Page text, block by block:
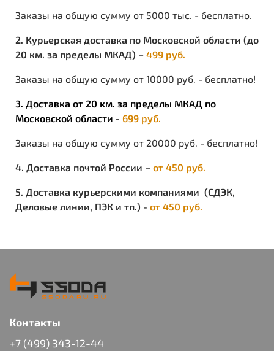
ПРЕИМУЩЕСТВА:
прочность и мягкость;
гипоаллергенен;
мало мнется;
хорошие теплоизоляционные свойства;
высокий уровень комфорта при носке;
ОСОБЕННОСТИ:
Заказы на общую сумму от 5000 тыс. - бесплатно.
2. Курьерская доставка по Московской области (до
20 км. за пределы МКАД) – 499 руб.
Заказы на общую сумму от 10000 руб. - бесплатно!
3. Доставка от 20 км. за пределы МКАД по
Московской области - 699 руб.
Заказы на общую сумму от 20000 руб. - бесплатно!
4. Доставка почтой России – от 450 руб.
5. Доставка курьерскими компаниями (СДЭК,
Деловые линии, ПЭК и тп.) - от 450 руб.
Контакты
+7 (499) 343-12-44